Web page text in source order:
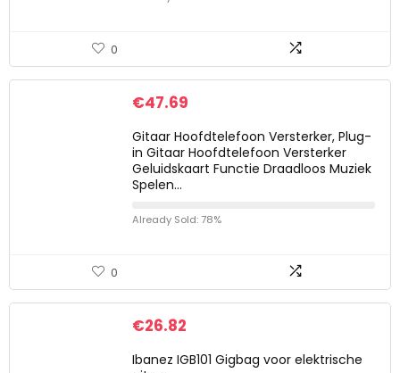
0
€47.69
Gitaar Hoofdtelefoon Versterker, Plug-
in Gitaar Hoofdtelefoon Versterker
Geluidskaart Functie Draadloos Muziek
Spelen…
Already Sold: 78%
0
€26.82
Ibanez IGB101 Gigbag voor elektrische